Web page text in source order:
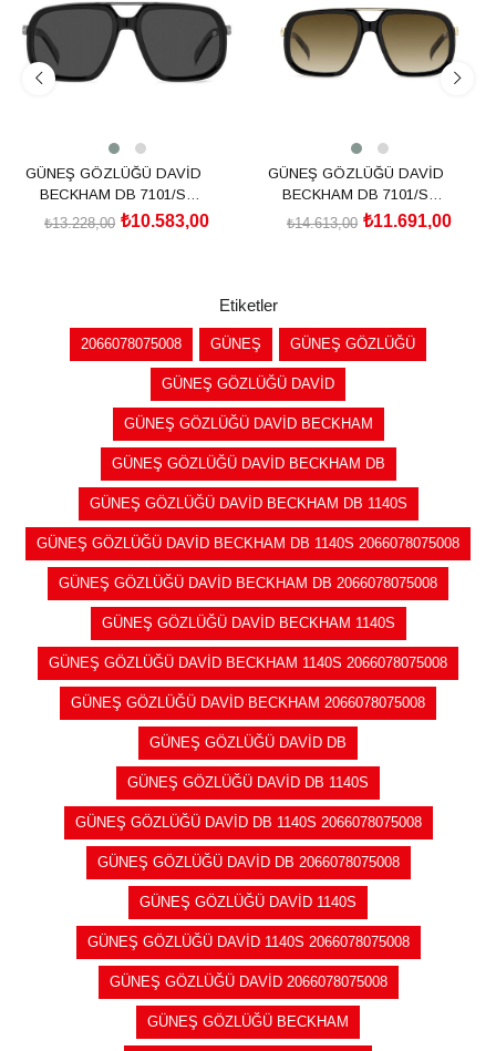
GÜNEŞ GÖZLÜĞÜ DAVİD
BECKHAM DB 7101/S
205839ANS57M9
₺10.583,00
₺13.228,00
GÜNEŞ GÖZLÜĞÜ DAVİD
BECKHAM DB 7101/S
2058392M257HA
₺11.691,00
₺14.613,00
Etiketler
2066078075008 GÜNEŞ GÜNEŞ GÖZLÜĞÜ
GÜNEŞ GÖZLÜĞÜ DAVİD
GÜNEŞ GÖZLÜĞÜ DAVİD BECKHAM
GÜNEŞ GÖZLÜĞÜ DAVİD BECKHAM DB
GÜNEŞ GÖZLÜĞÜ DAVİD BECKHAM DB 1140S
GÜNEŞ GÖZLÜĞÜ DAVİD BECKHAM DB 1140S 2066078075008
GÜNEŞ GÖZLÜĞÜ DAVİD BECKHAM DB 2066078075008
GÜNEŞ GÖZLÜĞÜ DAVİD BECKHAM 1140S
GÜNEŞ GÖZLÜĞÜ DAVİD BECKHAM 1140S 2066078075008
GÜNEŞ GÖZLÜĞÜ DAVİD BECKHAM 2066078075008
GÜNEŞ GÖZLÜĞÜ DAVİD DB
GÜNEŞ GÖZLÜĞÜ DAVİD DB 1140S
GÜNEŞ GÖZLÜĞÜ DAVİD DB 1140S 2066078075008
GÜNEŞ GÖZLÜĞÜ DAVİD DB 2066078075008
GÜNEŞ GÖZLÜĞÜ DAVİD 1140S
GÜNEŞ GÖZLÜĞÜ DAVİD 1140S 2066078075008
GÜNEŞ GÖZLÜĞÜ DAVİD 2066078075008
GÜNEŞ GÖZLÜĞÜ BECKHAM